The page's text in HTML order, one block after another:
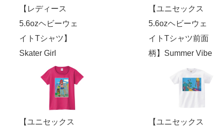
【レディース
5.6ozヘビーウェ
イトTシャツ】
Skater Girl
【ユニセックス
5.6ozヘビーウェ
イトTシャツ前面
柄】Summer Vibe
【ユニセックス
【ユニセックス